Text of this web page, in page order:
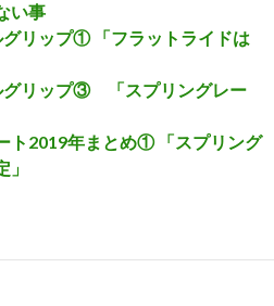
い事
リップ① 「フラットライドは
グリップ③ 「スプリングレー
ト2019年まとめ① 「スプリング